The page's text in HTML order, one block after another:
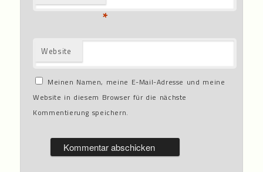
*
Website
Meinen Namen, meine E-Mail-Adresse und meine
Website in diesem Browser für die nächste
Kommentierung speichern.